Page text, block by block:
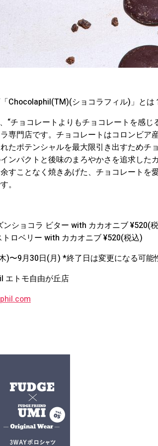
Chocolaphil(TM)(ショコラフィル)」とは
“チョコレートよりもチョコレートを感
専門店です。チョコレートはコロンビア
たポテンシャルを最大限引き出すためチ
ンパクトと後味のまろやかさを追求した
すことなく焼きあげた、チョコレートを
。
ショコラ ビター with カカオニブ ¥520(
ロベリー with カカオニブ ¥520(税込)
)〜9月30日(月) *終了日は変更になる可能
エトモ自由が丘店